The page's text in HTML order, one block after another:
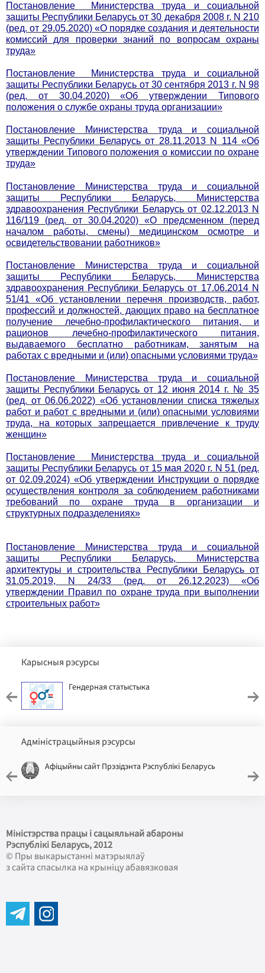
Постановление Министерства труда и социальной
защиты Республики Беларусь от 30 декабря 2008 г. N 210
(ред. от 29.05.2020) «О порядке создания и деятельности
комиссий для проверки знаний по вопросам охраны
труда»
Постановление Министерства труда и социальной
защиты Республики Беларусь от 30 сентября 2013 г. N 98
(ред. от 30.04.2020) «Об утверждении Типового
положения о службе охраны труда организации»
Постановление Министерства труда и социальной
защиты Республики Беларусь от 28.11.2013 N 114 «Об
утверждении Типового положения о комиссии по охране
труда»
Постановление Министерства труда и социальной
защиты Республики Беларусь, Министерства
здравоохранения Республики Беларусь от 02.12.2013 N
116/119 (ред. от 30.04.2020) «О предсменном (перед
началом работы, смены) медицинском осмотре и
освидетельствовании работников»
Постановление Министерства труда и социальной
защиты Республики Беларусь, Министерства
здравоохранения Республики Беларусь от 17.06.2014 N
51/41 «Об установлении перечня производств, работ,
профессий и должностей, дающих право на бесплатное
получение лечебно-профилактического питания, и
рационов лечебно-профилактического питания,
выдаваемого бесплатно работникам, занятым на
работах с вредными и (или) опасными условиями труда»
Постановление Министерства труда и социальной
защиты Республики Беларусь от 12 июня 2014 г. № 35
(ред. от 06.06.2022) «Об установлении списка тяжелых
работ и работ с вредными и (или) опасными условиями
труда, на которых запрещается привлечение к труду
женщин»
Постановление Министерства труда и социальной
защиты Республики Беларусь от 15 мая 2020 г. N 51 (ред.
от 02.09.2024) «Об утверждении Инструкции о порядке
осуществления контроля за соблюдением работниками
требований по охране труда в организации и
структурных подразделениях»
Постановление Министерства труда и социальной
защиты Республики Беларусь, Министерства
архитектуры и строительства Республики Беларусь от
31.05.2019, N 24/33 (ред. от 26.12.2023) «Об
утверждении Правил по охране труда при выполнении
строительных работ»
Карысныя рэсурсы
Гендерная статыстыка
Адміністрацыйныя рэсурсы
Афіцыйны сайт Прэзідэнта Рэспублікі Беларусь
Міністэрства працы і сацыяльнай абароны
Рэспублікі Беларусь, 2012
© Пры выкарыстанні матэрыялаў
з сайта спасылка на крыніцу абавязковая